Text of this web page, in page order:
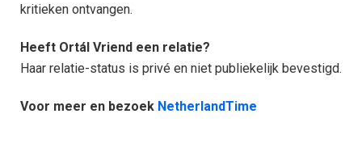
kritieken ontvangen.
Heeft Ortál Vriend een relatie?
Haar relatie-status is privé en niet publiekelijk bevestigd.
Voor meer en bezoek NetherlandTime